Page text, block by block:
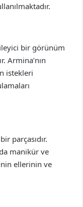
bir görünüm
Armina’nın
istekleri
parçasıdır.
manikür ve
ellerinin ve